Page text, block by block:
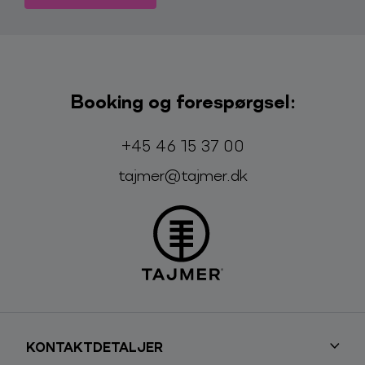
Booking og forespørgsel:
Telefon:
+45 46 15 37 00
E-mail:
tajmer@tajmer.dk
KONTAKTDETALJER